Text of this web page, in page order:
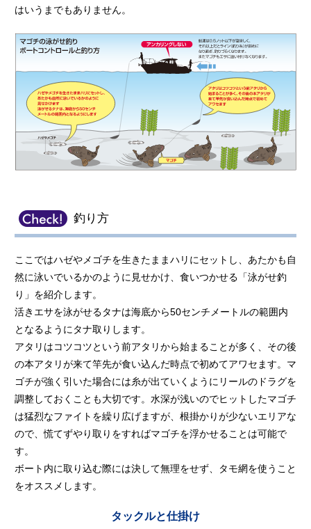
はいうまでもありません。
釣り方
ここではハゼやメゴチを生きたままハリにセットし、あたかも自
然に泳いでいるかのように見せかけ、食いつかせる「泳がせ釣
り」を紹介します。
活きエサを泳がせるタナは海底から50センチメートルの範囲内
となるようにタナ取りします。
アタリはコツコツという前アタリから始まることが多く、その後
の本アタリが来て竿先が食い込んだ時点で初めてアワセます。マ
ゴチが強く引いた場合には糸が出ていくようにリールのドラグを
調整しておくことも大切です。水深が浅いのでヒットしたマゴチ
は猛烈なファイトを繰り広げますが、根掛かりが少ないエリアな
ので、慌てずやり取りをすればマゴチを浮かせることは可能で
す。
ボート内に取り込む際には決して無理をせず、タモ網を使うこと
をオススメします。
タックルと仕掛け